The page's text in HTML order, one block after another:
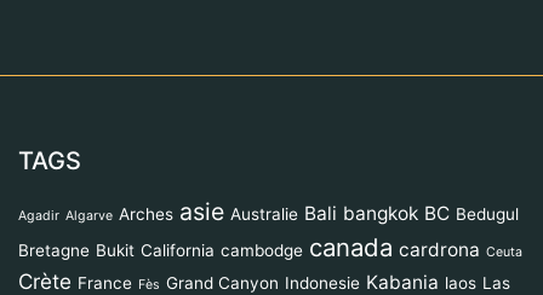
TAGS
Agadir Algarve Arches asie Australie Bali bangkok BC Bedugul
Bretagne Bukit California cambodge canada cardrona Ceuta
Crète France Fès Grand Canyon Indonesie Kabania laos Las